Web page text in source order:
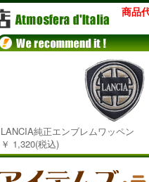
商品
LANCIA純正エンブレムワッペン
￥ 1,320(税込)